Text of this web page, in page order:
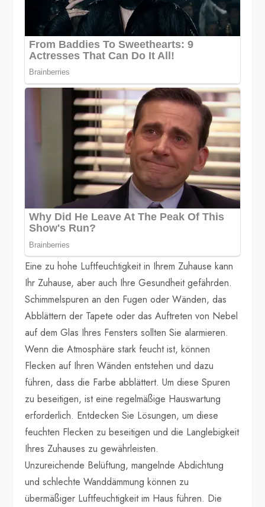
Eine zu hohe Luftfeuchtigkeit in Ihrem Zuhause kann
Ihr Zuhause, aber auch Ihre Gesundheit gefährden.
Schimmelspuren an den Fugen oder Wänden, das
Abblättern der Tapete oder das Auftreten von Nebel
auf dem Glas Ihres Fensters sollten Sie alarmieren.
Wenn die Atmosphäre stark feucht ist, können
Flecken auf Ihren Wänden entstehen und dazu
führen, dass die Farbe abblättert. Um diese Spuren
zu beseitigen, ist eine regelmäßige Hauswartung
erforderlich. Entdecken Sie Lösungen, um diese
feuchten Flecken zu beseitigen und die Langlebigkeit
Ihres Zuhauses zu gewährleisten.
Unzureichende Belüftung, mangelnde Abdichtung
und schlechte Wanddämmung können zu
übermäßiger Luftfeuchtigkeit im Haus führen. Die